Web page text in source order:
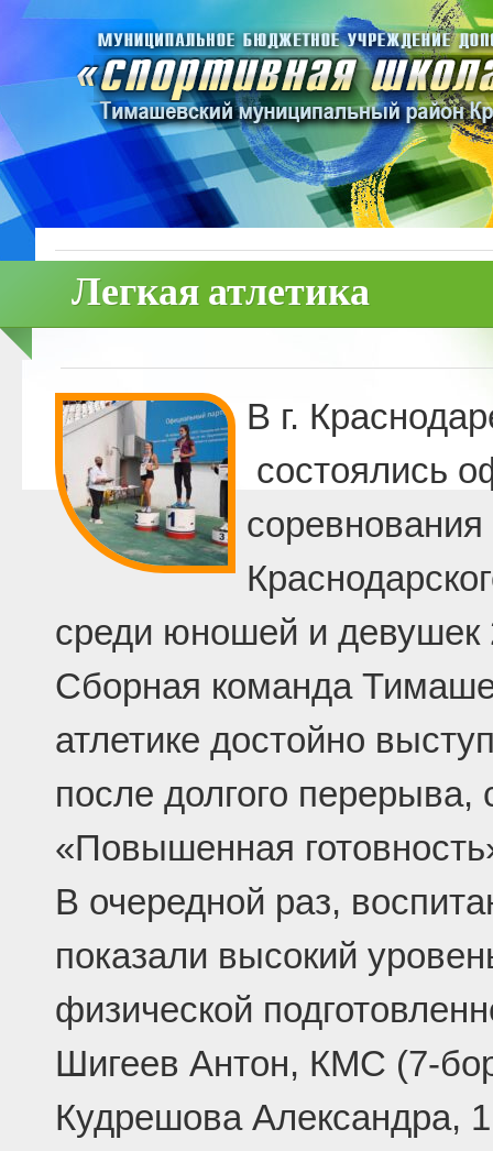
Легкая атлетика
В г.
состоялись
среди юношей и девушек
Сборная команда
атлетике достойно
после долгого
«Повышенная
В очередной раз,
показали высокий
физической
Шигеев Антон, КМС (7-
Кудрешова Александра,